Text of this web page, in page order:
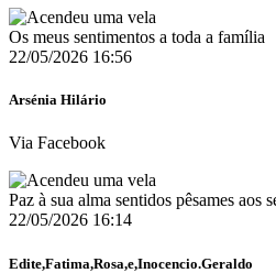
Os meus sentimentos a toda a família
22/05/2026 16:56
Arsénia Hilário
Via Facebook
Paz à sua alma sentidos pêsames aos
22/05/2026 16:14
Edite,Fatima,Rosa,e,Inocencio.Geraldo